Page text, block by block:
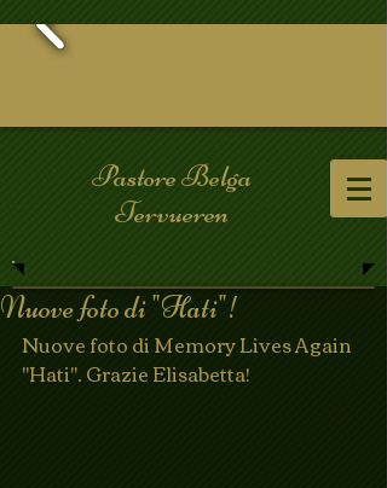
Pastore Belga
Tervueren
Nuove foto di "Hati"!
Nuove foto di Memory Lives Again
"Hati". Grazie Elisabetta!